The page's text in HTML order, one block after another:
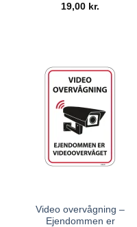
19,00 kr.
Video overvågning –
Ejendommen er